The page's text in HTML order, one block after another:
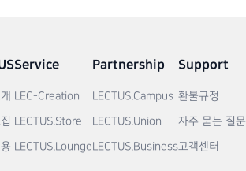
Service
LEC-Creation
LECTUS.Store
LECTUS.Lounge
Partnership
LECTUS.Campus
LECTUS.Union
LECTUS.Business
Support
환불규정
자주 묻는 질문
고객센터